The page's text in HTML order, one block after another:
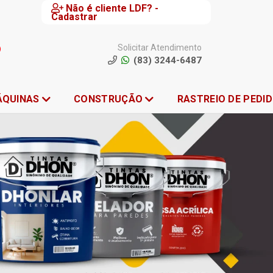
Não é cliente LDF? -
Cadastrar
Solicitar Atendimento
(83) 3244-6487
CONSTRUÇÃO RASTREIO DE